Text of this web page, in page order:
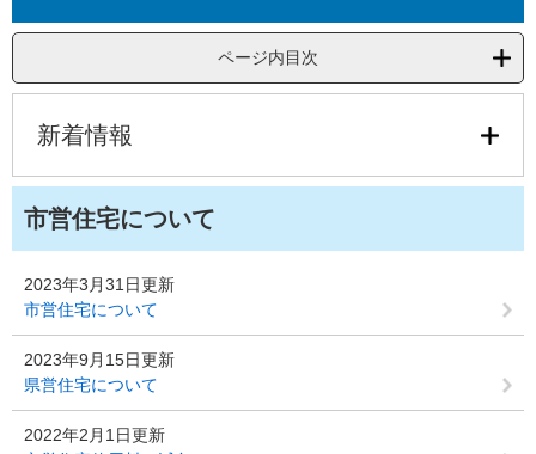
文
ページ内目次
新着情報
市営住宅について
2023年3月31日更新
市営住宅について
2023年9月15日更新
県営住宅について
2022年2月1日更新